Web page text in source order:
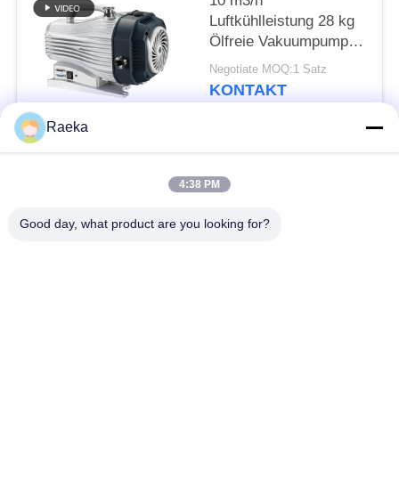
Luftkühlleistung 28 kg
Ölfreie Vakuumpumpe,
Trockenrollenpumpe
Negotiate MOQ:1 Satz
KONTAKT
DrehschaufelVakuumpumpe Rollen-Vakuumpumpe
Raeka
4:38 PM
Good day, what product are you looking for?